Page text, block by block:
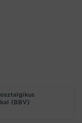
(BBV)